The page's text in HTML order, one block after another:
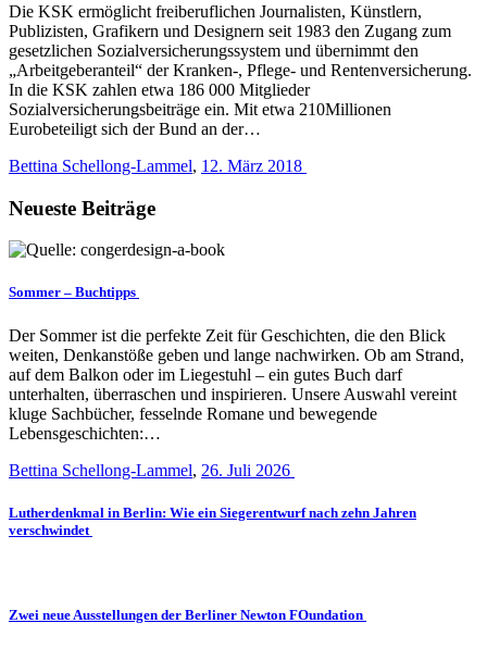
Die KSK ermöglicht freiberuflichen Journalisten, Künstlern,
Publizisten, Grafikern und Designern seit 1983 den Zugang zum
gesetzlichen Sozialversicherungssystem und übernimmt den
„Arbeitgeberanteil“ der Kranken-, Pflege- und Rentenversicherung.
In die KSK zahlen etwa 186 000 Mitglieder
Sozialversicherungsbeiträge ein. Mit etwa 210Millionen
Eurobeteiligt sich der Bund an der…
Bettina Schellong-Lammel, 12. März 2018
Neueste Beiträge
Sommer – Buchtipps
Der Sommer ist die perfekte Zeit für Geschichten, die den Blick
weiten, Denkanstöße geben und lange nachwirken. Ob am Strand,
auf dem Balkon oder im Liegestuhl – ein gutes Buch darf
unterhalten, überraschen und inspirieren. Unsere Auswahl vereint
kluge Sachbücher, fesselnde Romane und bewegende
Lebensgeschichten:…
Bettina Schellong-Lammel, 26. Juli 2026
Lutherdenkmal in Berlin: Wie ein Siegerentwurf nach zehn Jahren
verschwindet
Zwei neue Ausstellungen der Berliner Newton FOundation